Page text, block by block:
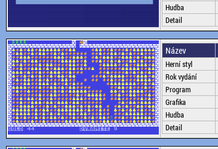
Hudba
Detail
Název
Herní styl
Rok vydání
Program
Grafika
Hudba
Detail